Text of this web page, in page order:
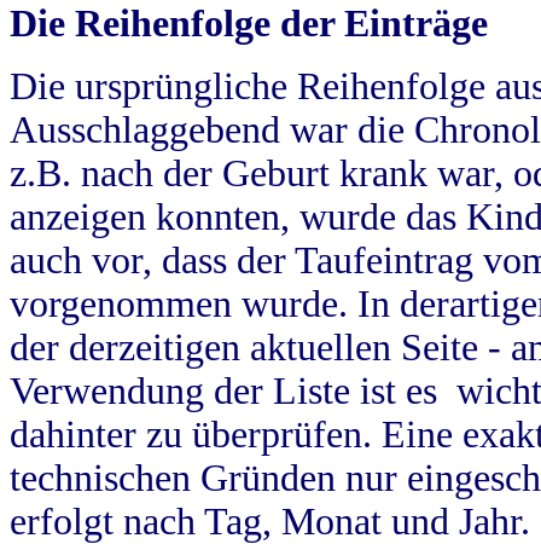
Die Reihenfolge der Einträge
Die ursprüngliche Reihenfolge
Ausschlaggebend war die
z.B. nach der Geburt krank war,
anzeigen konnten, wurde das
auch vor, dass der Taufeintrag
vorgenommen wurde. In
der derzeitigen aktuellen Seite -
Verwendung der Liste ist es
dahinter zu überprüfen. Eine
technischen Gründen nur
erfolgt nach Tag, Monat und Jahr.